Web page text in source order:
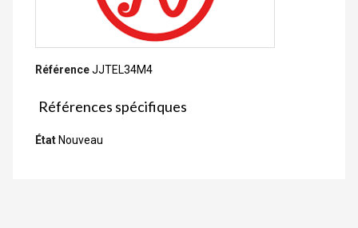
RéférenceJJTEL34M4
Références spécifiques
État Nouveau